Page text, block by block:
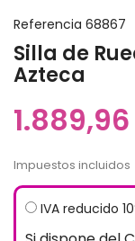
Referencia 68867
Silla de
Azteca
Impuestos incluidos
IVA reducido